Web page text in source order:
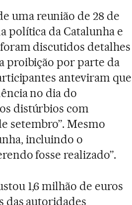
uma reunião de 28 de
política da Catalunha e
discutidos detalhes
proibição por parte da
anteviram que
no dia do
distúrbios com
setembro”. Mesmo
incluindo o
fosse realizado”.
1,6 milhão de euros
das autoridades